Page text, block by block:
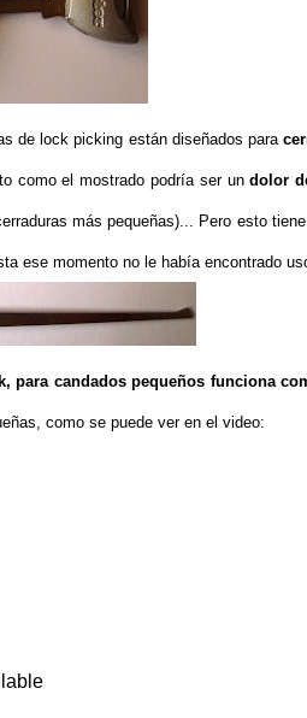
de lock picking están diseñados para
como el mostrado podría ser undolor
más pequeñas)... Pero esto
ese momento no le había encontrado
para candados pequeños funciona
como se puede ver en el video: